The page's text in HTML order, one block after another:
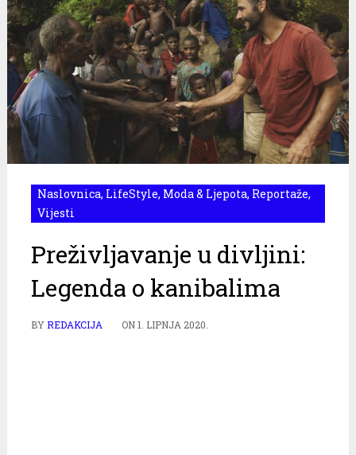
Naslovnica, LifeStyle, Moda & Ljepota, Reportaže,
Vijesti
Preživljavanje u divljini:
Legenda o kanibalima
BYREDAKCIJA ON1. LIPNJA 2020.